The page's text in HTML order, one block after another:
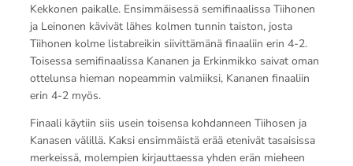
Kekkonen paikalle. Ensimmäisessä semifinaalissa Tiihonen
ja Leinonen kävivät lähes kolmen tunnin taiston, josta
Tiihonen kolme listabreikin siivittämänä finaaliin erin 4-2.
Toisessa semifinaalissa Kananen ja Erkinmikko saivat oman
ottelunsa hieman nopeammin valmiiksi, Kananen finaaliin
erin 4-2 myös.
Finaali käytiin siis usein toisensa kohdanneen Tiihosen ja
Kanasen välillä. Kaksi ensimmäistä erää etenivät tasaisissa
merkeissä, molempien kirjauttaessa yhden erän mieheen